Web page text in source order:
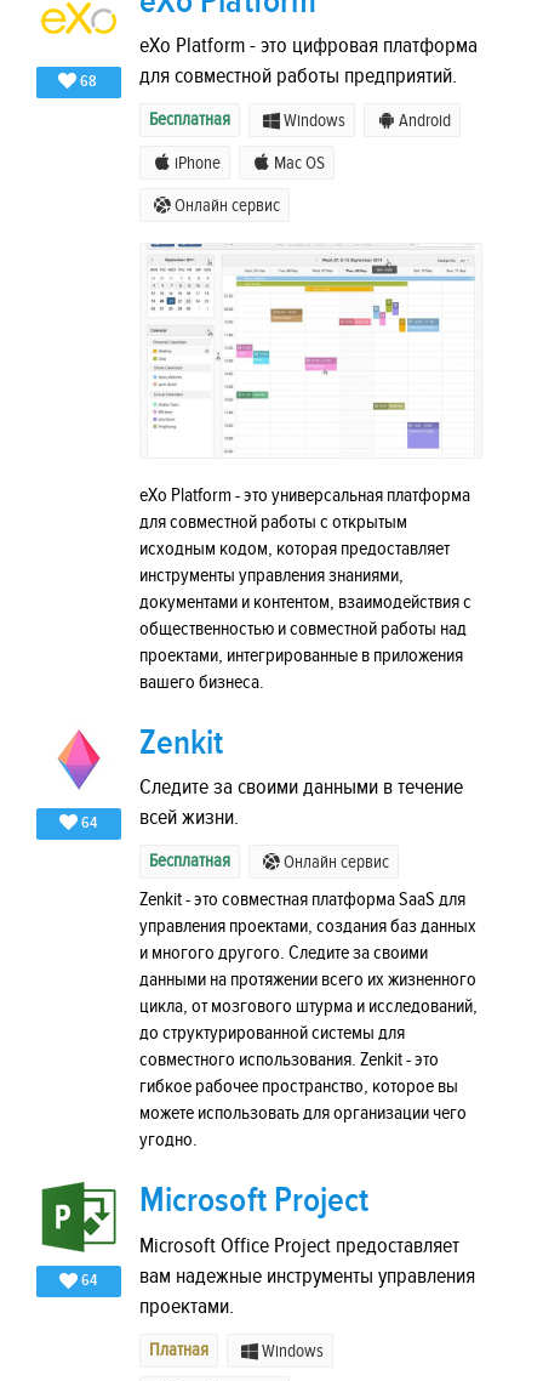
68
eXo Platform - это цифровая платформа
для совместной работы предприятий.
Бесплатная Windows Android
iPhone Mac OS
Онлайн сервис
eXo Platform - это универсальная платформа
для совместной работы с открытым
исходным кодом, которая предоставляет
инструменты управления знаниями,
документами и контентом, взаимодействия с
общественностью и совместной работы над
проектами, интегрированные в приложения
вашего бизнеса.
64
Zenkit
Следите за своими данными в течение
всей жизни.
Бесплатная Онлайн сервис
Zenkit - это совместная платформа SaaS для
управления проектами, создания баз данных
и многого другого. Следите за своими
данными на протяжении всего их жизненного
цикла, от мозгового штурма и исследований,
до структурированной системы для
совместного использования. Zenkit - это
гибкое рабочее пространство, которое вы
можете использовать для организации чего
угодно.
64
Microsoft Project
Microsoft Office Project предоставляет
вам надежные инструменты управления
проектами.
Платная Windows